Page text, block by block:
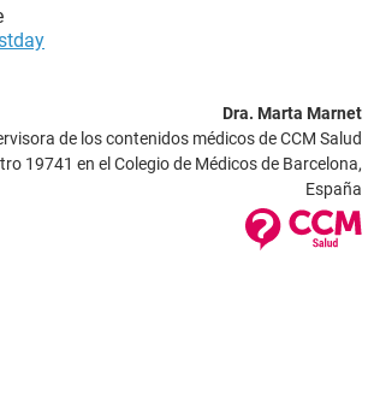
Dra. Marta Marnet
de los contenidos médicos de CCM Salud
19741 en el Colegio de Médicos de Barcelona,
España